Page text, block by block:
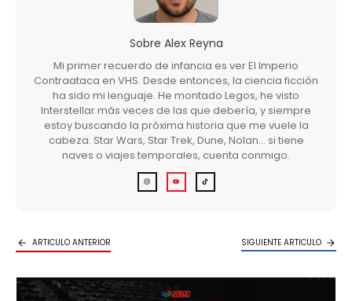
Sobre Alex Reyna
Mi primer recuerdo de infancia es ver El Imperio
Contraataca en VHS. Desde entonces, la ciencia ficción
ha sido mi lenguaje. He montado Legos, he visto
Interstellar más veces de las que debería, y siempre
estoy buscando la próxima historia que me vuele la
cabeza. Star Wars, Star Trek, Dune, Nolan… si tiene
naves o viajes temporales, cuenta conmigo.
ARTICULO ANTERIOR SIGUIENTE ARTICULO